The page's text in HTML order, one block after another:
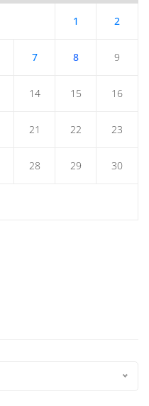
1 2
7 8 9
14 15 16
21 22 23
28 29 30